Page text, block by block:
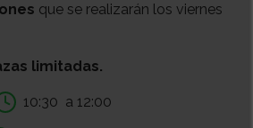
que se realizarán los viernes
limitadas.
10:30 a 12:00